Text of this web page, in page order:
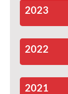
2023
2022
2021